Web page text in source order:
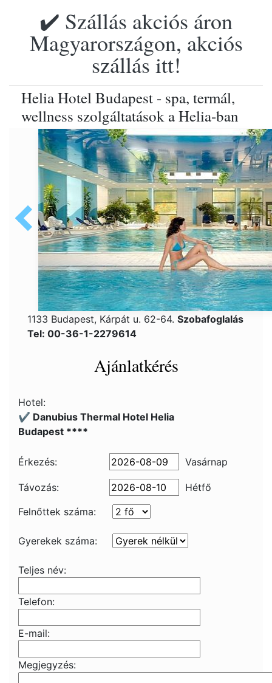
✔️ Szállás akciós áron
Magyarországon, akciós
szállás itt!
Helia Hotel Budapest - spa, termál,
wellness szolgáltatások a Helia-ban
1133 Budapest, Kárpát u. 62-64. Szobafoglalás
Tel: 00-36-1-2279614
Ajánlatkérés
Hotel:
✔️ Danubius Thermal Hotel Helia
Budapest ****
Érkezés: Vasárnap
Távozás:
Hétfő
Felnőttek száma:
Gyerekek száma:
Teljes név:
Telefon:
E-mail:
Megjegyzés: